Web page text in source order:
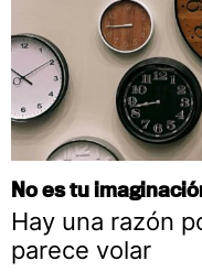
No es tu
Hay una razón
parece volar